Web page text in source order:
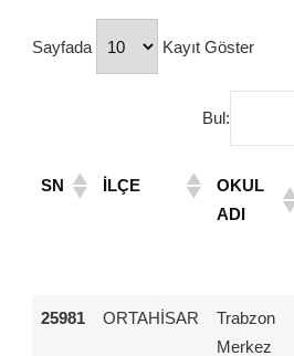
Sayfada Kayıt Göster
Bul:
SN İLÇE
OKUL
ADI
25981 ORTAHİSAR
Trabzon
Merkez